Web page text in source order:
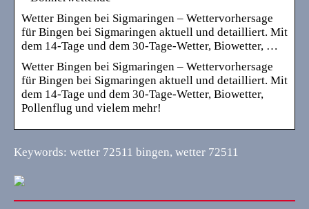
Wetter Bingen bei Sigmaringen – Wettervorhersage
für Bingen bei Sigmaringen aktuell und detailliert. Mit
dem 14-Tage und dem 30-Tage-Wetter, Biowetter, …
Wetter Bingen bei Sigmaringen – Wettervorhersage
für Bingen bei Sigmaringen aktuell und detailliert. Mit
dem 14-Tage und dem 30-Tage-Wetter, Biowetter,
Pollenflug und vielem mehr!
Keywords: wetter 72511 bingen, wetter 72511